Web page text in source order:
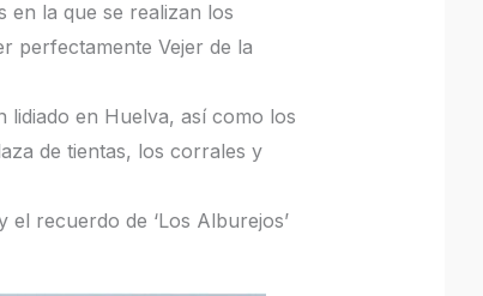
en la que se realizan los
perfectamente Vejer de la
lidiado en Huelva, así como los
de tientas, los corrales y
recuerdo de ‘Los Alburejos’